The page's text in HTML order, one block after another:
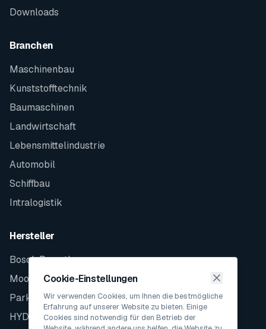
Downloads
Branchen
Maschinenbau
Kunststofftechnik
Baumaschinen
Landwirtschaft
Lebensmittelindustrie
Automobil
Schiffbau
Intralogistik
Hersteller
Bosch Rexroth
Moog
Parker
HYDAC
Cookie-Einstellungen
Wir verwenden Cookies, um Ihnen die bestmögliche
Erfahrung auf unserer Website zu bieten. Einige
Cookies sind notwendig für den Betrieb der